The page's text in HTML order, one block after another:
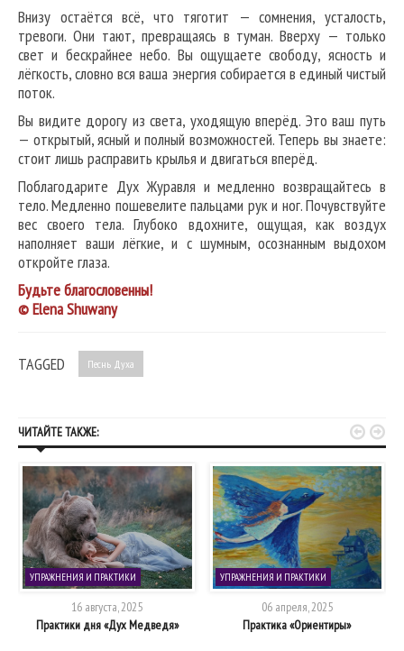
Внизу остаётся всё, что тяготит — сомнения, усталость,
тревоги. Они тают, превращаясь в туман. Вверху — только
свет и бескрайнее небо. Вы ощущаете свободу, ясность и
лёгкость, словно вся ваша энергия собирается в единый чистый
поток.
Вы видите дорогу из света, уходящую вперёд. Это ваш путь
— открытый, ясный и полный возможностей. Теперь вы знаете:
стоит лишь расправить крылья и двигаться вперёд.
Поблагодарите Дух Журавля и медленно возвращайтесь в
тело. Медленно пошевелите пальцами рук и ног. Почувствуйте
вес своего тела. Глубоко вдохните, ощущая, как воздух
наполняет ваши лёгкие, и с шумным, осознанным выдохом
откройте глаза.
Будьте благословенны!
© Elena Shuwany
TAGGED Песнь Духа
ЧИТАЙТЕ ТАКЖЕ:
УПРАЖНЕНИЯ И ПРАКТИКИ
16 августа, 2025
Практики дня «Дух Медведя»
УПРАЖНЕНИЯ И ПРАКТИКИ
06 апреля, 2025
Практика «Ориентиры»
 